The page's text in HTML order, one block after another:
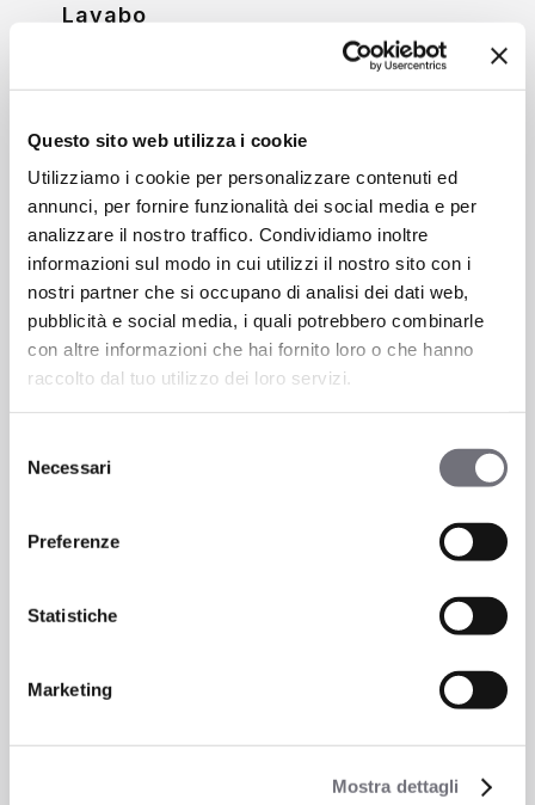
Questo sito web utilizza i cookie
Utilizziamo i cookie per personalizzare contenuti ed
annunci, per fornire funzionalità dei social media e per
analizzare il nostro traffico. Condividiamo inoltre
informazioni sul modo in cui utilizzi il nostro sito con i
nostri partner che si occupano di analisi dei dati web,
pubblicità e social media, i quali potrebbero combinarle
con altre informazioni che hai fornito loro o che hanno
raccolto dal tuo utilizzo dei loro servizi.
delNecessari
Preferenze
Statistiche
Marketing
Mostra dettagli
Lavabo
Monocomando incasso doccia a 2 vie
con deviatore automatico